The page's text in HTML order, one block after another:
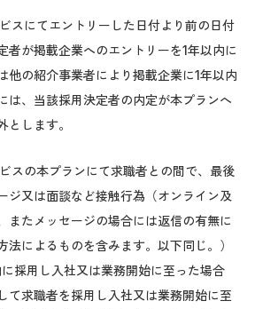
スにてエントリーした日付より前の日付
者が掲載企業へのエントリーを1年以内に
他の紹介事業者により掲載企業に1年以内
は、当該採用決定者の内定が本プランへ
とします。
スの本プランにて求職者との間で、最後
ジ又は面談など接触行為（オンライン及
またメッセージの場合には返信の有無に
法によるものを含みます。以下同じ。）
採用し入社又は業務開始に至った場合
て求職者を採用し入社又は業務開始に至